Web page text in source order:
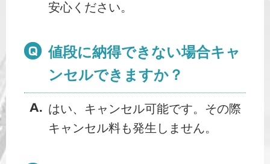
安心ください。
値段に納得できない場合キャ
ンセルできますか？
はい、キャンセル可能です。その際
キャンセル料も発生しません。